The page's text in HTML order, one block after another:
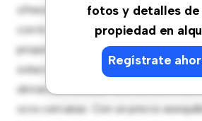
fotos y detalles
propiedad en
Regístrate
ofrece un espacio de vida pacífico y
con lo esencial para tu disfrute, esta
proporciona una cama cómoda, un
soluciones de almacenamiento. Con
ubicación, tendrás fácil acceso a
ocio cercanas. Con un precio